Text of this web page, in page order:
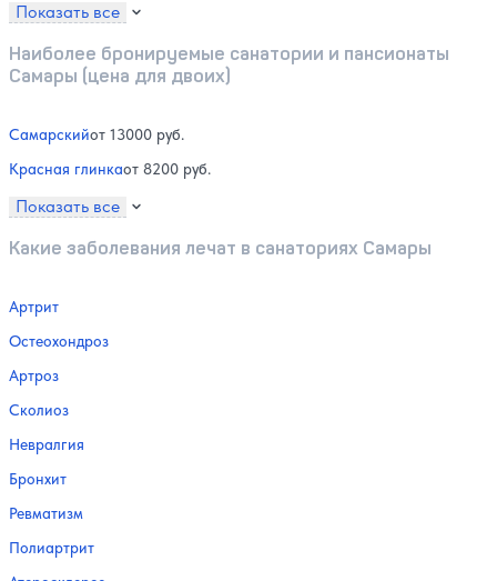
Показать все
Наиболее бронируемые санатории и пансионаты
Самары (цена для двоих)
Самарскийот 13000 руб.
Красная глинкаот 8200 руб.
Показать все
Какие заболевания лечат в санаториях Самары
Артрит
Остеохондроз
Артроз
Сколиоз
Невралгия
Бронхит
Ревматизм
Полиартрит